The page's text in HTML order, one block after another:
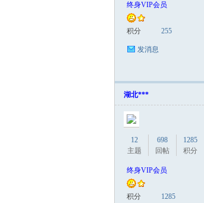
终身VIP会员
积分 255
发消息
湖北***
12
主题
698
回帖
1285
积分
终身VIP会员
积分 1285